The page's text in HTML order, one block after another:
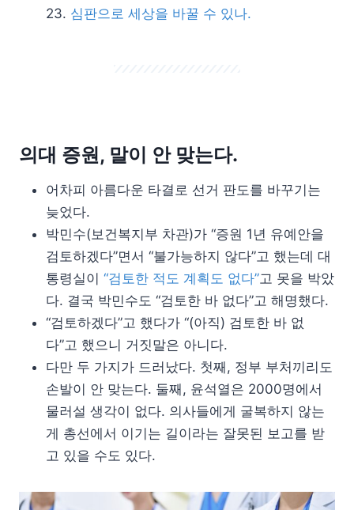
심판으로 세상을 바꿀 수 있나.
의대 증원, 말이 안 맞는다.
어차피 아름다운 타결로 선거 판도를 바꾸기는
늦었다.
박민수(보건복지부 차관)가 “증원 1년 유예안을
검토하겠다”면서 “불가능하지 않다”고 했는데 대
통령실이 “검토한 적도 계획도 없다”고 못을 박았
다. 결국 박민수도 “검토한 바 없다”고 해명했다.
“검토하겠다”고 했다가 “(아직) 검토한 바 없
다”고 했으니 거짓말은 아니다.
다만 두 가지가 드러났다. 첫째, 정부 부처끼리도
손발이 안 맞는다. 둘째, 윤석열은 2000명에서
물러설 생각이 없다. 의사들에게 굴복하지 않는
게 총선에서 이기는 길이라는 잘못된 보고를 받
고 있을 수도 있다.